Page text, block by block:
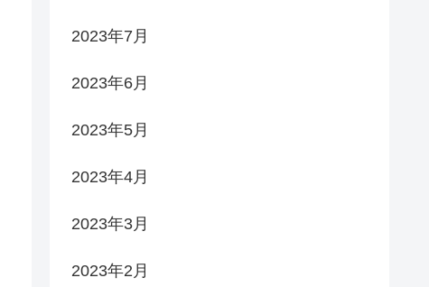
2023年7月
2023年6月
2023年5月
2023年4月
2023年3月
2023年2月